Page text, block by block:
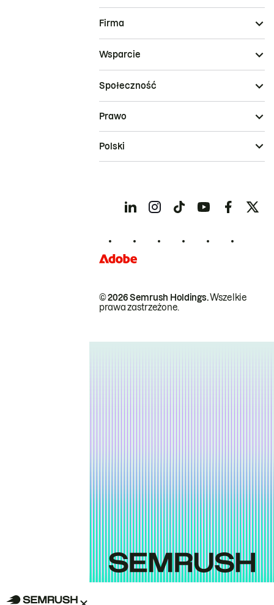
Firma
Wsparcie
Społeczność
© 2026 Semrush Holdings.Wszelkie
prawa zastrzeżone.
Prawo
Polski